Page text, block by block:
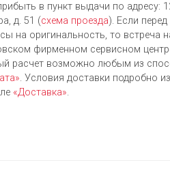
в пункт выдачи по адресу:
д. 51 (схема проезда). Если
на оригинальность, то встреча
фирменном сервисном
расчет возможно любым из
. Условия доставки подробно
«Доставка».